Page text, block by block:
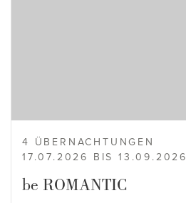
4 ÜBERNACHTUNGEN
17.07.2026 BIS 13.09.2026
be ROMANTIC